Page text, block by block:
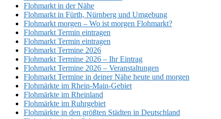
Flohmarkt in der Nähe
Flohmarkt in Fürth, Nürnberg und Umgebung
Flohmarkt morgen – Wo ist morgen Flohmarkt?
Flohmarkt Termin eintragen
Flohmarkt Termin eintragen
Flohmarkt Termine 2026
Flohmarkt Termine 2026 – Ihr Eintrag
Flohmarkt Termine 2026 – Veranstaltungen
Flohmarkt Termine in deiner Nähe heute und morgen
Flohmärkte im Rhein-Main-Gebiet
Flohmärkte im Rheinland
Flohmärkte im Ruhrgebiet
Flohmärkte in den größten Städten in Deutschland